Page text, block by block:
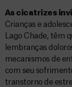
As cicatrizes
Crianças e
Lago Chade, têm
lembranças
mecanismos de
com seu
transtorno de